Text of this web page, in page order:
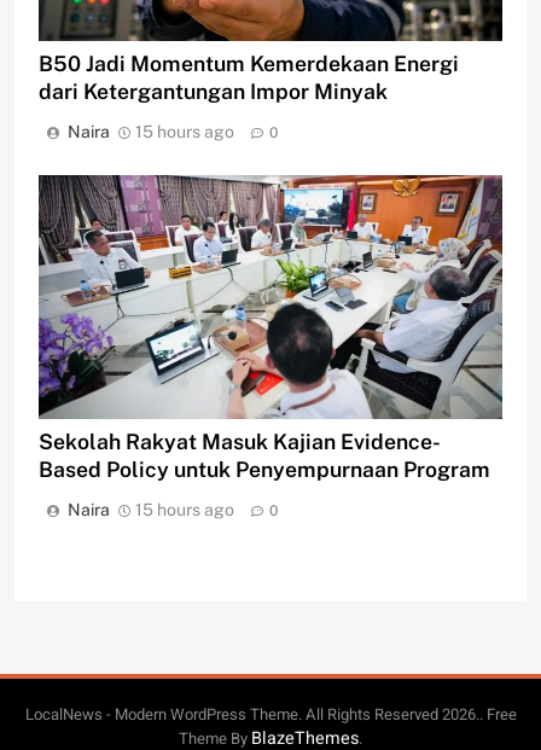
B50 Jadi Momentum Kemerdekaan Energi
dari Ketergantungan Impor Minyak
Naira 15 hours ago 0
Sekolah Rakyat Masuk Kajian Evidence-
Based Policy untuk Penyempurnaan Program
Naira 15 hours ago 0
LocalNews - Modern WordPress Theme. All Rights Reserved 2026.. Free
Theme By BlazeThemes.